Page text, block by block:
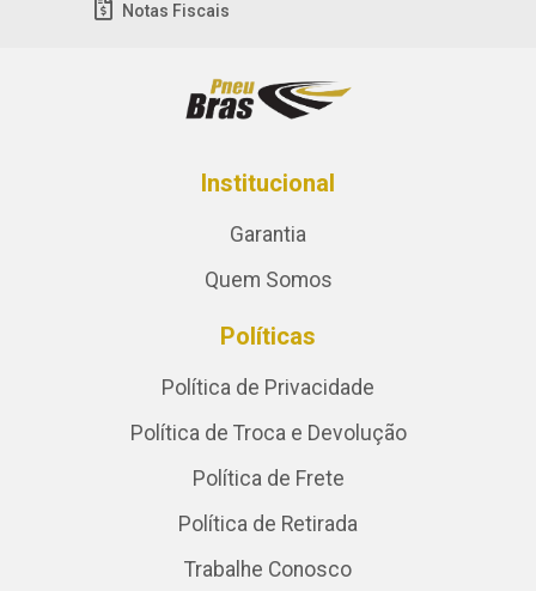
Notas Fiscais
Institucional
Garantia
Quem Somos
Políticas
Política de Privacidade
Política de Troca e Devolução
Política de Frete
Política de Retirada
Trabalhe Conosco